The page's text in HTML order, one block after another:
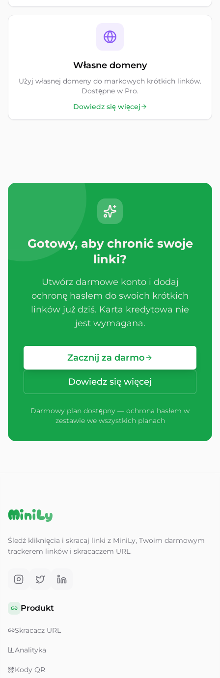
Własne domeny
Użyj własnej domeny do markowych krótkich linków.
Dostępne w Pro.
Dowiedz się więcej
Gotowy, aby chronić swoje
linki?
Utwórz darmowe konto i dodaj
ochronę hasłem do swoich krótkich
linków już dziś. Karta kredytowa nie
jest wymagana.
Zacznij za darmo
Dowiedz się więcej
Darmowy plan dostępny — ochrona hasłem w
zestawie we wszystkich planach
MiniLy
Śledź kliknięcia i skracaj linki z MiniLy, Twoim darmowym
trackerem linków i skracaczem URL.
Produkt
Skracacz URL
Analityka
Kody QR